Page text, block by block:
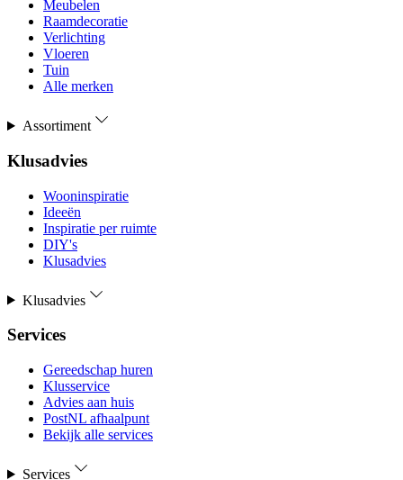
Meubelen
Raamdecoratie
Verlichting
Vloeren
Tuin
Alle merken
Assortiment
Klusadvies
Wooninspiratie
Ideeën
Inspiratie per ruimte
DIY's
Klusadvies
Klusadvies
Services
Gereedschap huren
Klusservice
Advies aan huis
PostNL afhaalpunt
Bekijk alle services
Services